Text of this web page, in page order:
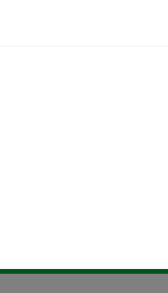
visitante